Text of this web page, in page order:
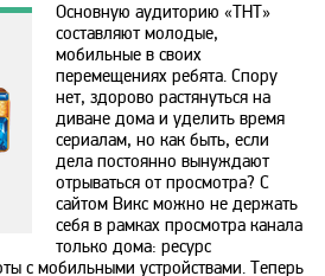
Основную аудиторию «ТНТ»
составляют молодые,
мобильные в своих
перемещениях ребята. Спору
нет, здорово растянуться на
диване дома и уделить время
сериалам, но как быть, если
дела постоянно вынуждают
отрываться от просмотра? С
сайтом Викс можно не держать
себя в рамках просмотра канала
только дома: ресурс
с мобильными устройствами. Теперь